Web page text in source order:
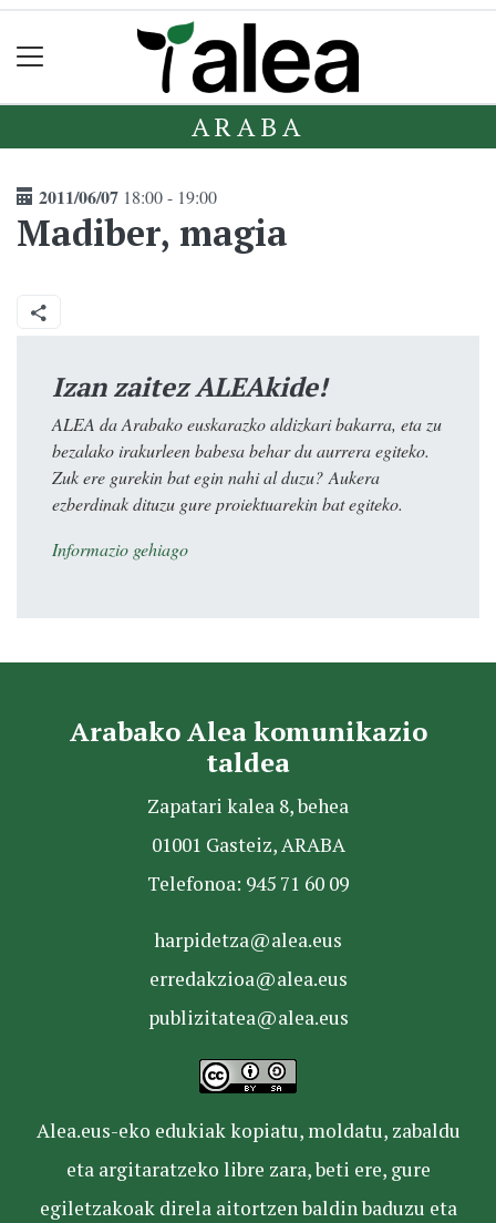
ARABA
2011/06/07 18:00 - 19:00
Madiber, magia
Izan zaitez ALEAkide!
ALEA da Arabako euskarazko aldizkari bakarra, eta zu
bezalako irakurleen babesa behar du aurrera egiteko.
Zuk ere gurekin bat egin nahi al duzu? Aukera
ezberdinak dituzu gure proiektuarekin bat egiteko.
Informazio gehiago
Arabako Alea komunikazio
taldea
Zapatari kalea 8, behea
01001 Gasteiz, ARABA
Telefonoa: 945 71 60 09
harpidetza@alea.eus
erredakzioa@alea.eus
publizitatea@alea.eus
Alea.eus-eko edukiak kopiatu, moldatu, zabaldu
eta argitaratzeko libre zara, beti ere, gure
egiletzakoak direla aitortzen baldin baduzu eta